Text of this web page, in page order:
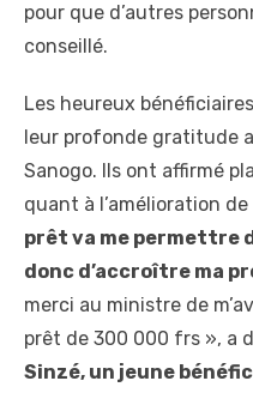
pour que d’autres
conseillé.
Les heureux
leur profonde gratitude
Sanogo. Ils ont affirmé
quant à l’amélioration
prêt va me permettre
donc d’accroître ma
merci au ministre de
prêt de 300 000 frs », a
Sinzé, un jeune